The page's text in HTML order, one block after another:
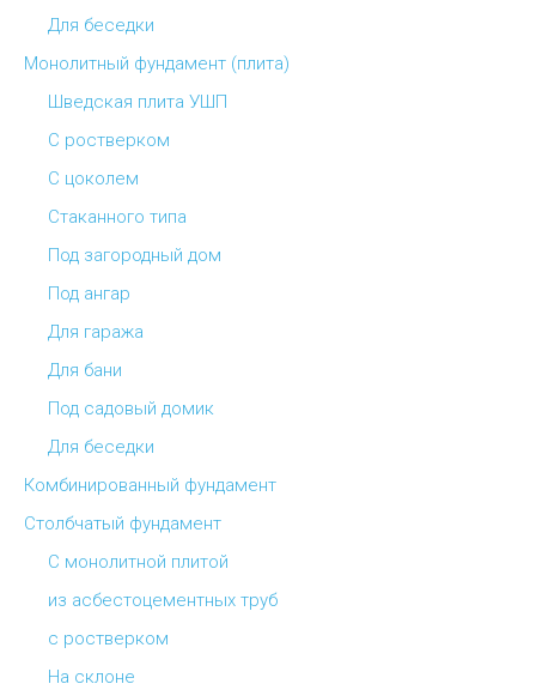
Для беседки
Монолитный фундамент (плита)
Шведская плита УШП
С ростверком
С цоколем
Стаканного типа
Под загородный дом
Под ангар
Для гаража
Для бани
Под садовый домик
Для беседки
Комбинированный фундамент
Столбчатый фундамент
С монолитной плитой
из асбестоцементных труб
с ростверком
На склоне